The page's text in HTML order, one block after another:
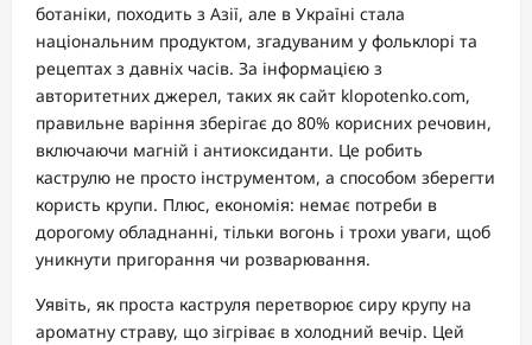
ботаніки, походить з Азії, але в Україні стала
національним продуктом, згадуваним у фольклорі та
рецептах з давніх часів. За інформацією з
авторитетних джерел, таких як сайт klopotenko.com,
правильне варіння зберігає до 80% корисних речовин,
включаючи магній і антиоксиданти. Це робить
каструлю не просто інструментом, а способом зберегти
користь крупи. Плюс, економія: немає потреби в
дорогому обладнанні, тільки вогонь і трохи уваги, щоб
уникнути пригорання чи розварювання.
Уявіть, як проста каструля перетворює сиру крупу на
ароматну страву, що зігріває в холодний вечір. Цей